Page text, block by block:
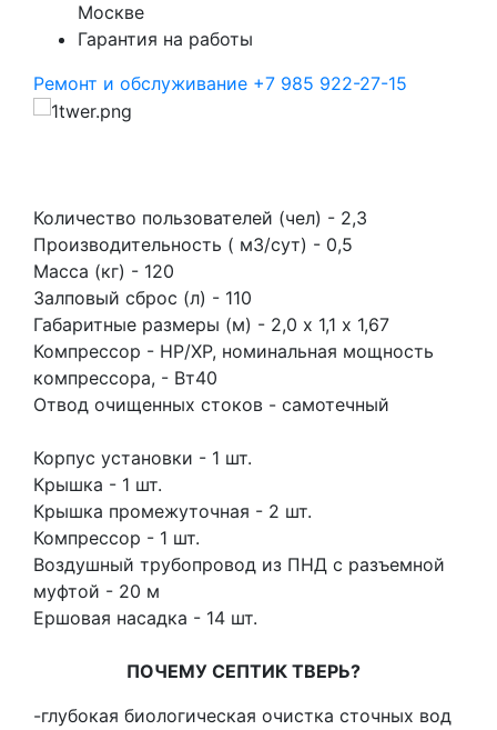
Москве
Гарантия на работы
Ремонт и обслуживание +7 985 922-27-15
Количество пользователей (чел) - 2,3
Производительность ( м3/сут) - 0,5
Масса (кг) - 120
Залповый сброс (л) - 110
Габаритные размеры (м) - 2,0 х 1,1 х 1,67
Компрессор - НР/ХР, номинальная мощность
компрессора, - Вт40
Отвод очищенных стоков - самотечный
Корпус установки - 1 шт.
Крышка - 1 шт.
Крышка промежуточная - 2 шт.
Компрессор - 1 шт.
Воздушный трубопровод из ПНД с разъемной
муфтой - 20 м
Ершовая насадка - 14 шт.
ПОЧЕМУ СЕПТИК ТВЕРЬ?
-глубокая биологическая очистка сточных вод